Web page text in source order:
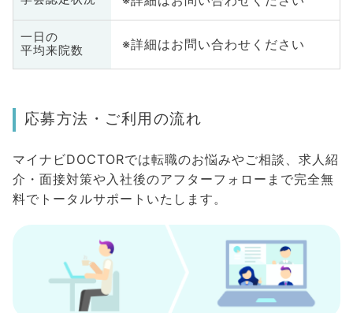
一日の
平均来院数
※詳細はお問い合わせください
応募方法・ご利用の流れ
マイナビDOCTORでは転職のお悩みやご相談、求人紹
介・面接対策や入社後のアフターフォローまで完全無
料でトータルサポートいたします。